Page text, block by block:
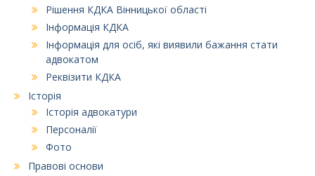
Рішення КДКА Вінницької області
Інформація КДКА
Інформація для осіб, які виявили бажання стати
адвокатом
Реквізити КДКА
Історія
Історія адвокатури
Персоналії
Фото
Правові основи